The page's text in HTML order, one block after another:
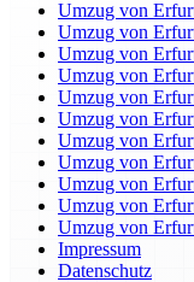
Umzug von
Umzug von
Umzug von
Umzug von
Umzug von
Umzug von
Umzug von
Umzug von
Umzug von
Umzug von
Umzug von
Impressum
Datenschutz